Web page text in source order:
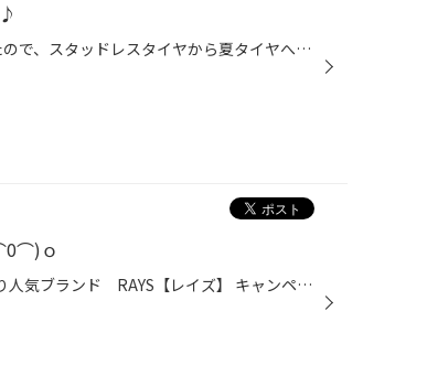
みなさんこんにちは!! 最近暖かくなってきたので、スタッドレスタイヤから夏タイヤへ交換 されるお客様が沢山来店されました★☆ いつもありがとうございます(*^-°)v スタッドレスタイヤをまだはかれている方はお早めに夏タイヤに 交換してくださいね♪♪♪♪ 当店では、専門店ならではの脱着メニューをご...
ｏ
みなさまにお知らせです！！(*^^*) 明日より人気ブランド RAYS【レイズ】 キャンペーン開催です♪♪ 開催期間 2016年3月12日(土)～2016年4月30日(土) 期間中、RAYSさんのホイールが現品で見られる最大の チャンスです!!なかなかカタログでは分りづらい色や質感 しっかり見ることが出来ますので、この...